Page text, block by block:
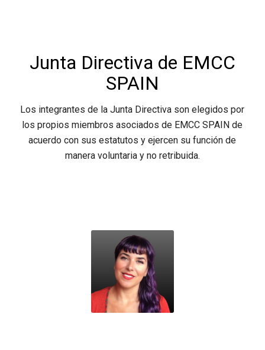
Junta Directiva de EMCC
SPAIN
Los integrantes de la Junta Directiva son elegidos por
los propios miembros asociados de EMCC SPAIN de
acuerdo con sus estatutos y ejercen su función de
manera voluntaria y no retribuida.